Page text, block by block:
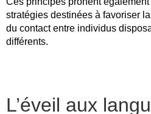
stratégies destinées à favoriser
du contact entre individus
différents.
L’éveil aux